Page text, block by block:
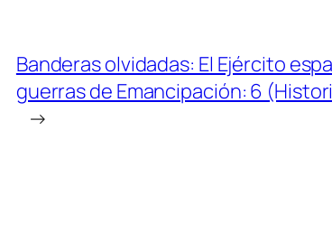
Banderas olvidadas: El Ejército
guerras de Emancipación: 6
→